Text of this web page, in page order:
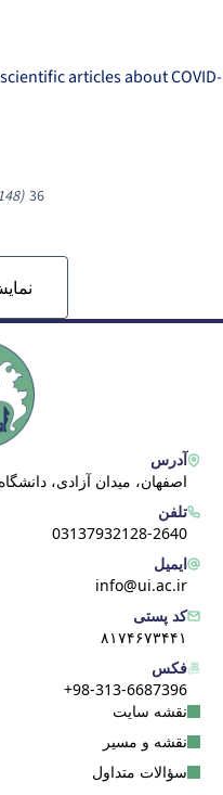
articles about COVID-
36
آدرس
اصفهان، میدان آزادی،
تلفن
03137932128-2640
ایمیل
info@ui.ac.ir
کد پستی
۸۱۷۴۶۷۳۴۴۱
فکس
98-313-6687396+
نقشه سایت
نقشه و مسیر
سؤالات متداول